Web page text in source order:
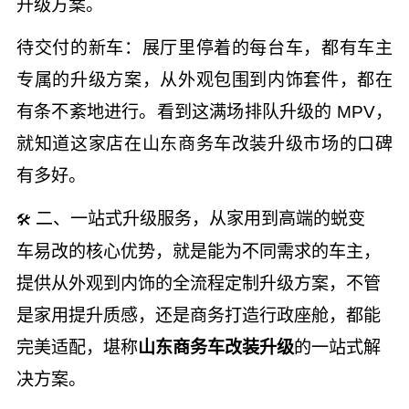
升级方案。
待交付的新车：展厅里停着的每台车，都有车主
专属的升级方案，从外观包围到内饰套件，都在
有条不紊地进行。看到这满场排队升级的 MPV，
就知道这家店在山东商务车改装升级市场的口碑
有多好。
🛠 二、一站式升级服务，从家用到高端的蜕变
车易改的核心优势，就是能为不同需求的车主，
提供从外观到内饰的全流程定制升级方案，不管
是家用提升质感，还是商务打造行政座舱，都能
完美适配，堪称山东商务车改装升级的一站式解
决方案。